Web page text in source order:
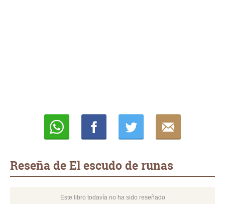
Reseña de El escudo de runas
Este libro todavía no ha sido reseñado